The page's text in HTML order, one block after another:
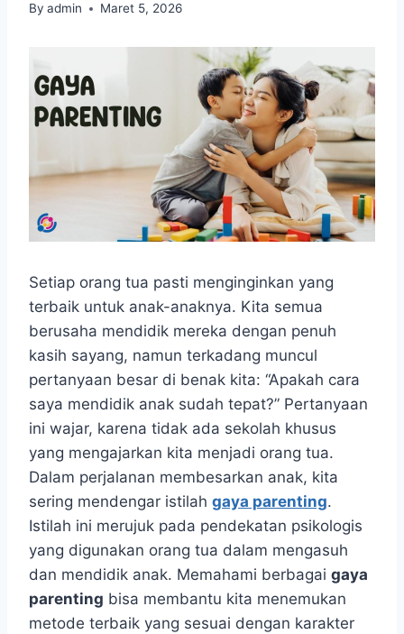
By admin Maret 5, 2026
Setiap orang tua pasti menginginkan yang
terbaik untuk anak-anaknya. Kita semua
berusaha mendidik mereka dengan penuh
kasih sayang, namun terkadang muncul
pertanyaan besar di benak kita: “Apakah cara
saya mendidik anak sudah tepat?” Pertanyaan
ini wajar, karena tidak ada sekolah khusus
yang mengajarkan kita menjadi orang tua.
Dalam perjalanan membesarkan anak, kita
sering mendengar istilah gaya parenting.
Istilah ini merujuk pada pendekatan psikologis
yang digunakan orang tua dalam mengasuh
dan mendidik anak. Memahami berbagai gaya
parenting bisa membantu kita menemukan
metode terbaik yang sesuai dengan karakter